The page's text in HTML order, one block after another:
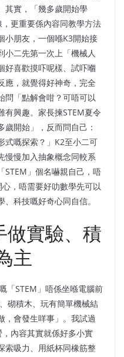
其實，「幾多歲開始學
更重要係內容同教學方法
小朋友，一個喺K3開始接
小二先第一次上「機械人
好喜歡摸吓呢樣、試吓嗰
應，就覺得好神奇，完全
問「點解會咁？可唔可以
有興趣。家長揀STEM夏令
開始」，反而問自己：
式嘅探索？」K2至小二可
慢慢加入抽象概念同較系
STEM」個名嚇親自己，唔
，唔需要好叻數學先可以
科技嘅好奇心同自信。
做實驗、積
主
「STEM」唔係坐喺電腦前
砌積木、玩有簡單機械結
，會發生咩事」。我試過
內容其實就係好多小實
索吸力、用紙杯同橡筋整